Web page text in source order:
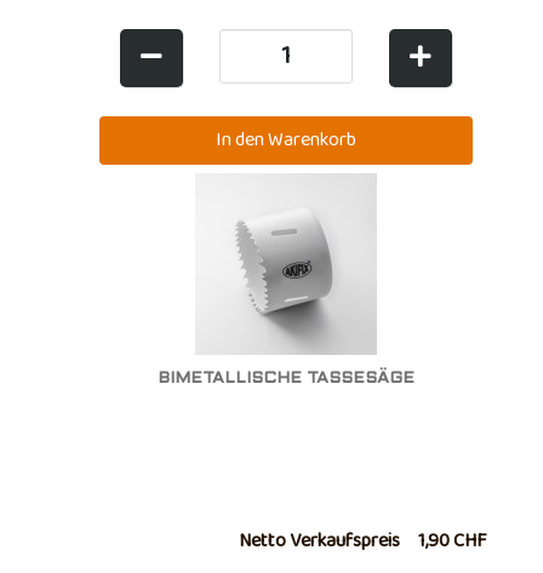
BIMETALLISCHE TASSESÄGE
Netto Verkaufspreis 1,90 CHF